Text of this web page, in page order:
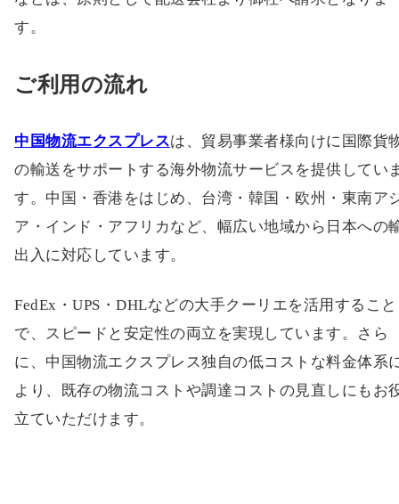
す。
ご利用の流れ
中国物流エクスプレスは、貿易事業者様向けに国際貨
の輸送をサポートする海外物流サービスを提供してい
す。中国・香港をはじめ、台湾・韓国・欧州・東南ア
ア・インド・アフリカなど、幅広い地域から日本への
出入に対応しています。
FedEx・UPS・DHLなどの大手クーリエを活用すること
で、スピードと安定性の両立を実現しています。さら
に、中国物流エクスプレス独自の低コストな料金体系
より、既存の物流コストや調達コストの見直しにもお
立ていただけます。